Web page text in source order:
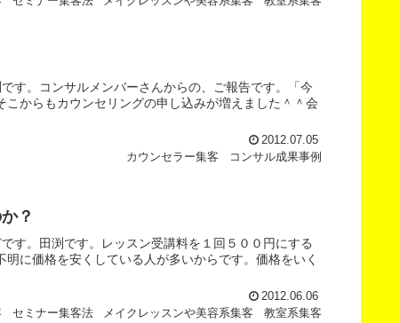
す。コンサルメンバーさんからの、ご報告です。「今
からもカウンセリングの申し込みが増えました＾＾会
2012.07.05
カウンセラー集客
コンサル成果事例
？
す。田渕です。レッスン受講料を１回５００円にする
に価格を安くしている人が多いからです。価格をいく
2012.06.06
セミナー集客法 メイクレッスンや美容系集客 教室系集客